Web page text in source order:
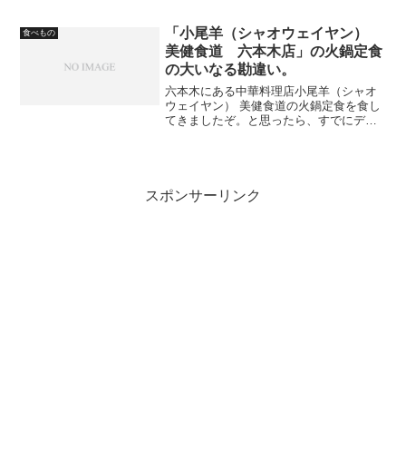
か、ちょっと試してみたくなるものばか
りです。でも普段口にしない...
食べもの
「小尾羊（シャオウェイヤン）
美健食道 六本木店」の火鍋定食
の大いなる勘違い。
六本木にある中華料理店小尾羊（シャオ
ウェイヤン） 美健食道の火鍋定食を食し
てきましたぞ。と思ったら、すでにデザ
スポンサーリンク